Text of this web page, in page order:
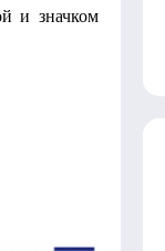
и значком